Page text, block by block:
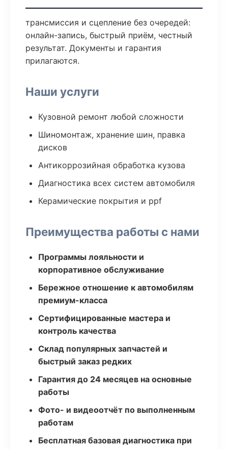
трансмиссия и сцепление без очередей:
онлайн-запись, быстрый приём, честный
результат. Документы и гарантия
прилагаются.
Наши услуги
Кузовной ремонт любой сложности
Шиномонтаж, хранение шин, правка
дисков
Антикоррозийная обработка кузова
Диагностика всех систем автомобиля
Керамические покрытия и ppf
Преимущества работы с нами
Программы лояльности и
корпоративное обслуживание
Бережное отношение к автомобилям
премиум-класса
Сертифицированные мастера и
контроль качества
Склад популярных запчастей и
быстрый заказ редких
Гарантия до 24 месяцев на основные
работы
Фото- и видеоотчёт по выполненным
работам
Бесплатная базовая диагностика при